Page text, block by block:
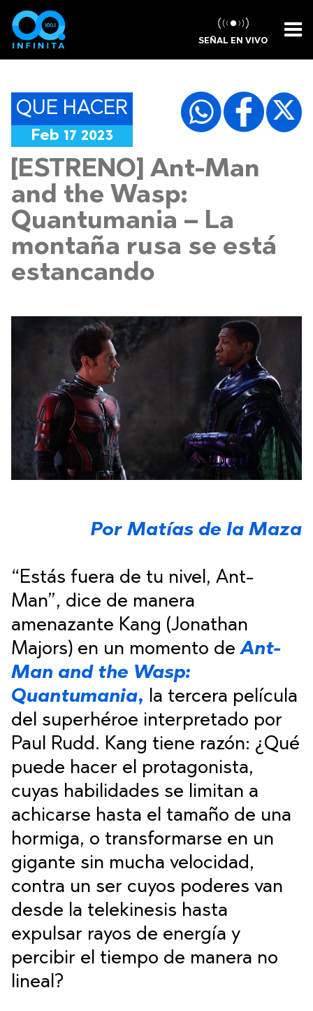
SEÑAL EN VIVO
QUE HACER
Feb 17 2023
[ESTRENO] Ant-Man
and the Wasp:
Quantumania – La
montaña rusa se está
estancando
Por Matías de la Maza
“Estás fuera de tu nivel, Ant-
Man”, dice de manera
amenazante Kang (Jonathan
Majors) en un momento deAnt-
Man and the Wasp:
Quantumania, la tercera película
del superhéroe interpretado por
Paul Rudd. Kang tiene razón: ¿Qué
puede hacer el protagonista,
cuyas habilidades se limitan a
achicarse hasta el tamaño de una
hormiga, o transformarse en un
gigante sin mucha velocidad,
contra un ser cuyos poderes van
desde la telekinesis hasta
expulsar rayos de energía y
percibir el tiempo de manera no
lineal?